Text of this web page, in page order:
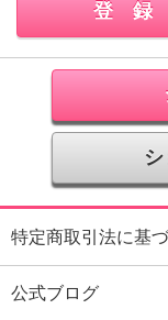
特定商取引法に基
公式ブログ